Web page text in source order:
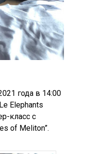
года в 14:00
Elephants
класс с
of Meliton”.